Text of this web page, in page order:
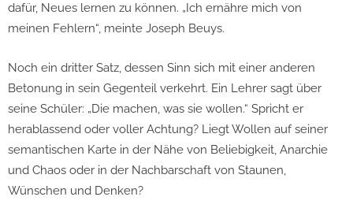
dafür, Neues lernen zu können. „Ich ernähre mich von
meinen Fehlern“, meinte Joseph Beuys.
Noch ein dritter Satz, dessen Sinn sich mit einer anderen
Betonung in sein Gegenteil verkehrt. Ein Lehrer sagt über
seine Schüler: „Die machen, was sie wollen.“ Spricht er
herablassend oder voller Achtung? Liegt Wollen auf seiner
semantischen Karte in der Nähe von Beliebigkeit, Anarchie
und Chaos oder in der Nachbarschaft von Staunen,
Wünschen und Denken?